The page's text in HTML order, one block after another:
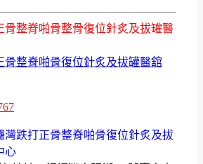
骨整脊啪骨整骨復位針炙及拔罐醫
骨整脊啪骨復位針炙及拔罐醫舘